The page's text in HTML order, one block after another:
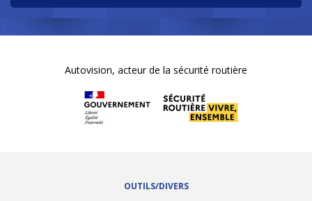
Autovision, acteur de la sécurité routière
OUTILS/DIVERS